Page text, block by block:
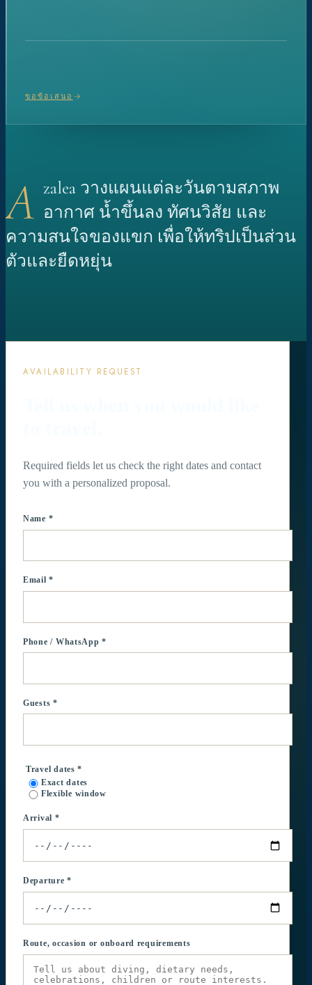
ขอข้อเสนอ
A zalea วางแผนแต่ละวันตามสภาพ
อากาศ น้ำขึ้นลง ทัศนวิสัย และ
ความสนใจของแขก เพื่อให้ทริปเป็นส่วน
ตัวและยืดหยุ่น
AVAILABILITY REQUEST
Required fields let us check the right dates and contact
you with a personalized proposal.
Name *
Email *
Phone / WhatsApp *
Guests *
Travel dates *
Exact dates
Flexible window
Arrival *
Departure *
Route, occasion or onboard requirements